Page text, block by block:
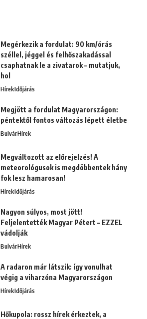
Megérkezik a fordulat: 90 km/órás
széllel, jéggel és felhőszakadással
csaphatnak le a zivatarok – mutatjuk,
hol
HírekIdőjárás
Megjött a fordulat Magyarországon:
péntektől fontos változás lépett életbe
BulvárHírek
Megváltozott az előrejelzés! A
meteorológusok is megdöbbentek hány
fok lesz hamarosan!
HírekIdőjárás
Nagyon súlyos, most jött!
Feljelentették Magyar Pétert – EZZEL
vádolják
BulvárHírek
A radaron már látszik: így vonulhat
végig a viharzóna Magyarországon
HírekIdőjárás
Hőkupola: rossz hírek érkeztek, a